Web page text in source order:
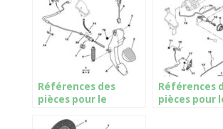
Références des
pièces pour le
commande
Références
pièces pour